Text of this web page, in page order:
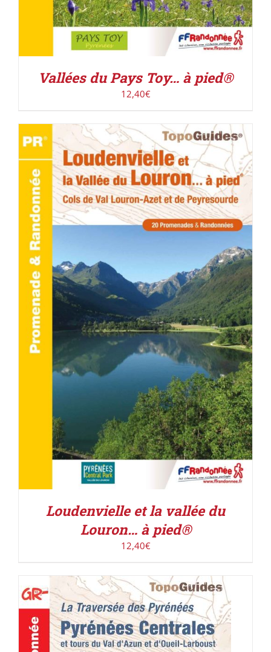
Vallées du Pays Toy… à pied®
12,40€
ACHETER LE PRODUIT / DÉTAILS
Loudenvielle et la vallée du
Louron… à pied®
12,40€